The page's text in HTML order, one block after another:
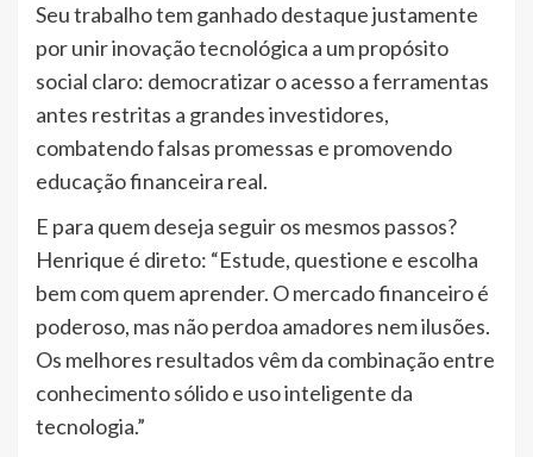
Seu trabalho tem ganhado destaque justamente
por unir inovação tecnológica a um propósito
social claro: democratizar o acesso a ferramentas
antes restritas a grandes investidores,
combatendo falsas promessas e promovendo
educação financeira real.
E para quem deseja seguir os mesmos passos?
Henrique é direto: “Estude, questione e escolha
bem com quem aprender. O mercado financeiro é
poderoso, mas não perdoa amadores nem ilusões.
Os melhores resultados vêm da combinação entre
conhecimento sólido e uso inteligente da
tecnologia.”